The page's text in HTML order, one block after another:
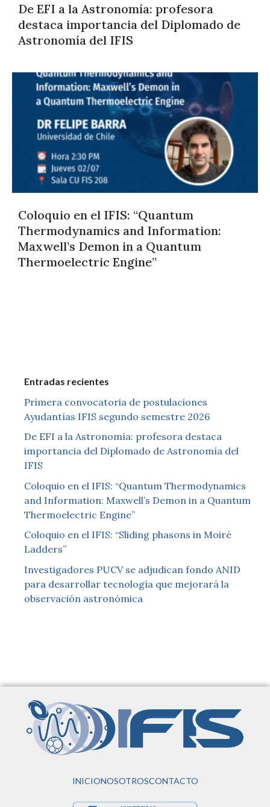
De EFI a la Astronomía: profesora
destaca importancia del Diplomado de
Astronomía del IFIS
Coloquio en el IFIS: “Quantum
Thermodynamics and Information:
Maxwell’s Demon in a Quantum
Thermoelectric Engine”
Entradas recientes
Primera convocatoria de postulaciones
Ayudantías IFIS segundo semestre 2026
De EFI a la Astronomía: profesora destaca
importancia del Diplomado de Astronomía del
IFIS
Coloquio en el IFIS: “Quantum Thermodynamics
and Information: Maxwell’s Demon in a Quantum
Thermoelectric Engine”
Coloquio en el IFIS: “Sliding phasons in Moiré
Ladders”
Investigadores PUCV se adjudican fondo ANID
para desarrollar tecnología que mejorará la
observación astronómica
INICIONOSOTROSCONTACTO